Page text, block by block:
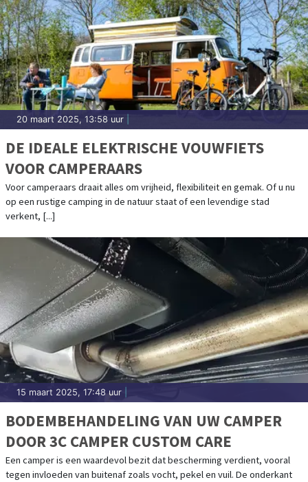
20 maart 2025, 13:58 uur
DE IDEALE ELEKTRISCHE VOUWFIETS
VOOR CAMPERAARS
Voor camperaars draait alles om vrijheid, flexibiliteit en gemak. Of u nu
op een rustige camping in de natuur staat of een levendige stad
verkent, [...]
15 maart 2025, 17:48 uur
BODEMBEHANDELING VAN UW CAMPER
DOOR 3C CAMPER CUSTOM CARE
Een camper is een waardevol bezit dat bescherming verdient, vooral
tegen invloeden van buitenaf zoals vocht, pekel en vuil. De onderkant